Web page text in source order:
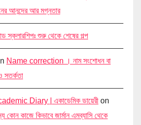
আনন্দের আর মগ্নতার
স্কলারশিপঃ শুরু থেকে শেষের গল্প
Name correction । নাম সংশোধন বা
সতর্কতা
Academic Diary | একাডেমিক ডায়েরী on
কোন কাজে কিভাবে জার্মান এমব্যাসি থেকে